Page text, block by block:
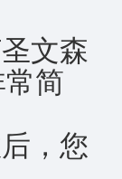
文森
简
，您